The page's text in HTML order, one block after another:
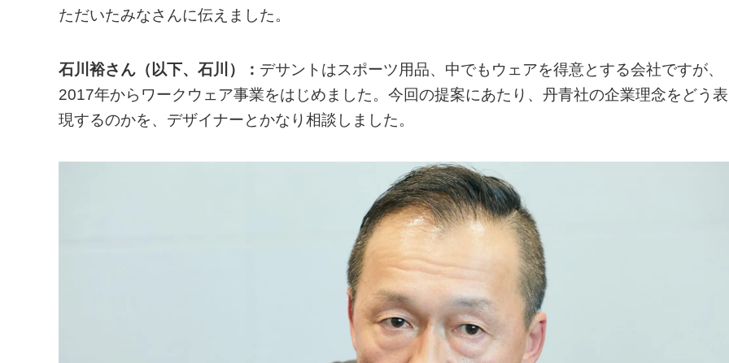
ただいたみなさんに伝えました。
石川裕さん（以下、石川）： デサントはスポーツ用品、中でもウェアを得意とする会社ですが、
2017年からワークウェア事業をはじめました。今回の提案にあたり、丹青社の企業理念をどう表
現するのかを、デザイナーとかなり相談しました。